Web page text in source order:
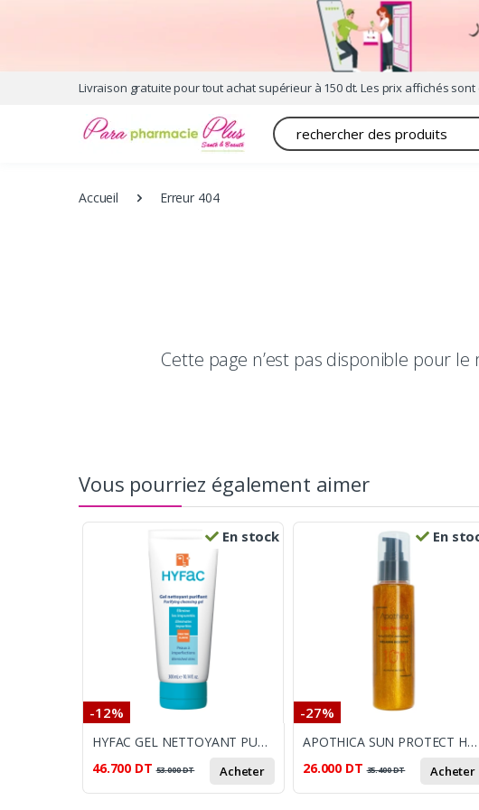
Livraison gratuite pour tout achat supérieur à 150 dt. Les prix affichés
Recherche
Accueil Erreur 404
Cette page n’est pas disponible pour
Vous pourriez également aimer
En stock
-12%
HYFAC GEL NETTOYANT PURIFIANT 300ML
46.700 DT 53.000DT Acheter
En
-27%
APOTHICA SUN PROTECT HUILE BRONZANTE SPF10 150ML
26.000 DT 35.400DT Acheter